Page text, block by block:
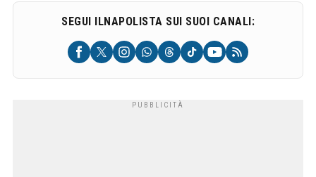
SEGUI ILNAPOLISTA SUI SUOI CANALI: